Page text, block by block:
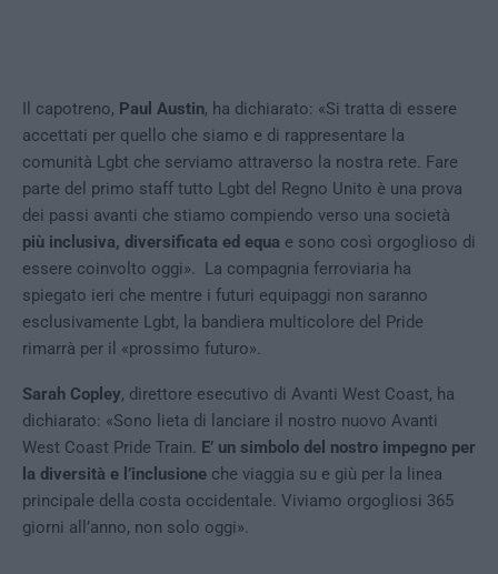
Il capotreno, Paul Austin, ha dichiarato: «Si tratta di essere
accettati per quello che siamo e di rappresentare la
comunità Lgbt che serviamo attraverso la nostra rete. Fare
parte del primo staff tutto Lgbt del Regno Unito è una prova
dei passi avanti che stiamo compiendo verso una società
più inclusiva, diversificata ed equa e sono così orgoglioso di
essere coinvolto oggi». La compagnia ferroviaria ha
spiegato ieri che mentre i futuri equipaggi non saranno
esclusivamente Lgbt, la bandiera multicolore del Pride
rimarrà per il «prossimo futuro».
Sarah Copley, direttore esecutivo di Avanti West Coast, ha
dichiarato: «Sono lieta di lanciare il nostro nuovo Avanti
West Coast Pride Train. E’ un simbolo del nostro impegno per
la diversità e l’inclusione che viaggia su e giù per la linea
principale della costa occidentale. Viviamo orgogliosi 365
giorni all’anno, non solo oggi».